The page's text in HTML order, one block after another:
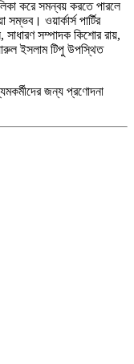
করে সমন্বয় করতে পারলে
ওয়ার্কার্স পার্টির
সম্পাদক কিশোর রায়,
ইসলাম টিপু উপস্থিত
জন্য প্রণোদনা